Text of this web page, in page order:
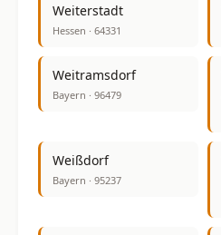
Weiterstadt
Hessen · 64331
Weitramsdorf
Bayern · 96479
Weißdorf
Bayern · 95237